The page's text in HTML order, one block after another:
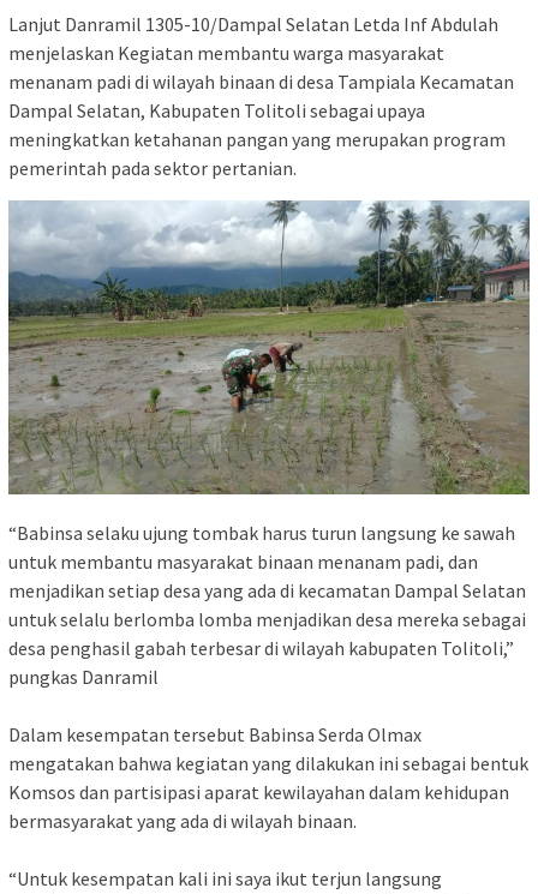
Lanjut Danramil 1305-10/Dampal Selatan Letda Inf Abdulah
menjelaskan Kegiatan membantu warga masyarakat
menanam padi di wilayah binaan di desa Tampiala Kecamatan
Dampal Selatan, Kabupaten Tolitoli sebagai upaya
meningkatkan ketahanan pangan yang merupakan program
pemerintah pada sektor pertanian.
“Babinsa selaku ujung tombak harus turun langsung ke sawah
untuk membantu masyarakat binaan menanam padi, dan
menjadikan setiap desa yang ada di kecamatan Dampal Selatan
untuk selalu berlomba lomba menjadikan desa mereka sebagai
desa penghasil gabah terbesar di wilayah kabupaten Tolitoli,”
pungkas Danramil
Dalam kesempatan tersebut Babinsa Serda Olmax
mengatakan bahwa kegiatan yang dilakukan ini sebagai bentuk
Komsos dan partisipasi aparat kewilayahan dalam kehidupan
bermasyarakat yang ada di wilayah binaan.
“Untuk kesempatan kali ini saya ikut terjun langsung